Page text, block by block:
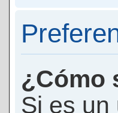
¿Cómo
Si es